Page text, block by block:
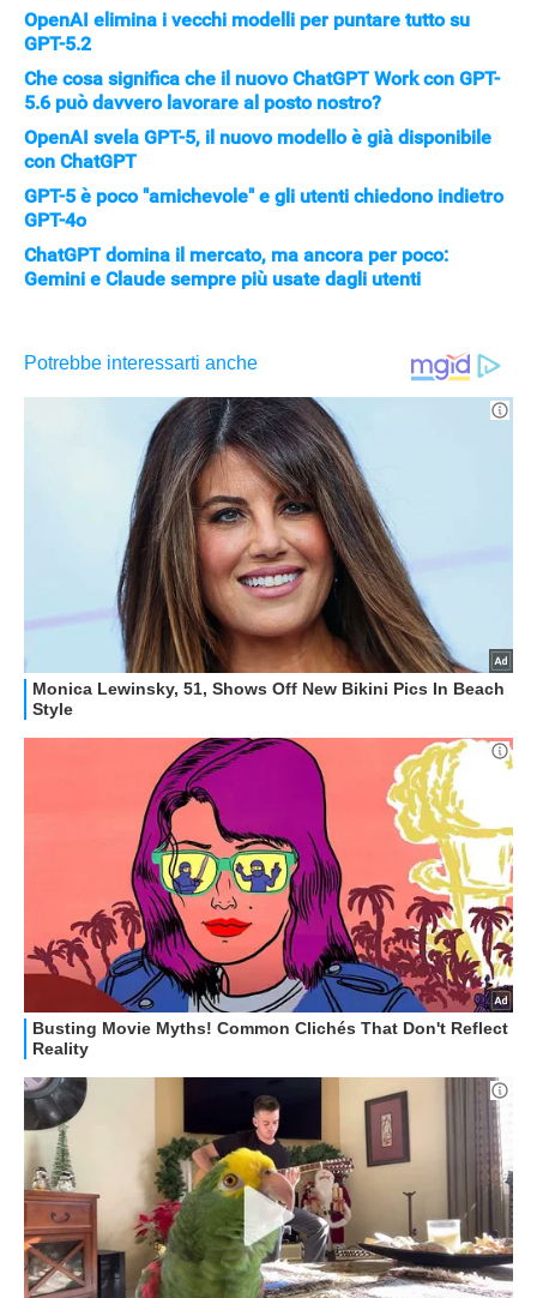
APPLE
OpenAI elimina i vecchi modelli per puntare tutto su
GPT-5.2
Che cosa significa che il nuovo ChatGPT Work con GPT-
5.6 può davvero lavorare al posto nostro?
OpenAI svela GPT-5, il nuovo modello è già disponibile
con ChatGPT
GPT-5 è poco "amichevole" e gli utenti chiedono indietro
GPT-4o
ChatGPT domina il mercato, ma ancora per poco:
Gemini e Claude sempre più usate dagli utenti